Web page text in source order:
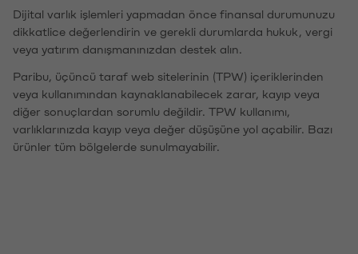
Dijital varlık işlemleri yapmadan önce finansal durumunuzu
dikkatlice değerlendirin ve gerekli durumlarda hukuk, vergi
veya yatırım danışmanınızdan destek alın.
Paribu, üçüncü taraf web sitelerinin (TPW) içeriklerinden
veya kullanımından kaynaklanabilecek zarar, kayıp veya
diğer sonuçlardan sorumlu değildir. TPW kullanımı,
varlıklarınızda kayıp veya değer düşüşüne yol açabilir. Bazı
ürünler tüm bölgelerde sunulmayabilir.